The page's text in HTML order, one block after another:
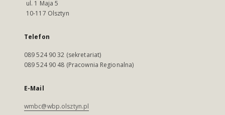
ul. 1 Maja 5
10-117 Olsztyn
Telefon
089 524 90 32 (sekretariat)
089 524 90 48 (Pracownia Regionalna)
E-Mail
wmbc@wbp.olsztyn.pl